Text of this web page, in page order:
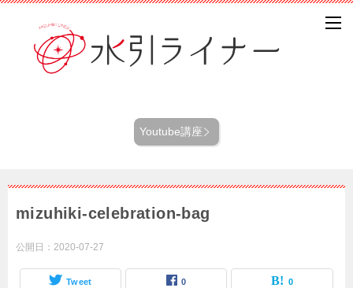
Youtube講座
mizuhiki-celebration-bag
公開日： 2020-07-27
Tweet 0 0